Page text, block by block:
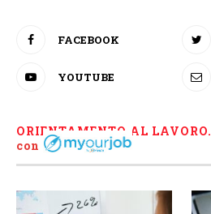
FACEBOOK
YOUTUBE
ORIENTAMENTO AL LAVORO.
con